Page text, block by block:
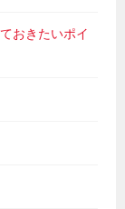
おきたいポイ